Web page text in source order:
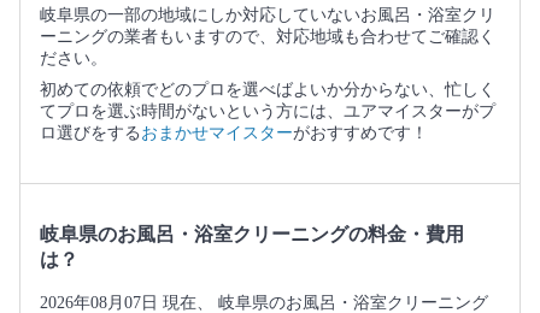
岐阜県の一部の地域にしか対応していないお風呂・浴室クリ
ーニングの業者もいますので、対応地域も合わせてご確認く
ださい。
初めての依頼でどのプロを選べばよいか分からない、忙しく
てプロを選ぶ時間がないという方には、ユアマイスターがプ
ロ選びをする おまかせマイスターがおすすめです！
岐阜県のお風呂・浴室クリーニングの料金・費用
は？
2026年08月07日 現在、 岐阜県のお風呂・浴室クリーニング